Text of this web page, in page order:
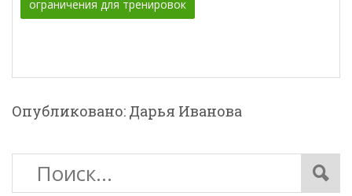
ограничения для тренировок
Опубликовано: Дарья Иванова